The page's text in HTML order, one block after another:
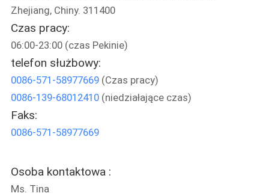
KONTROLA
JAKOŚCI
SKONTAKTUJ
SIĘ
NAMI
NOWOŚCI
Zhejiang, Chiny. 311400
Czas pracy:
06:00-23:00 (czas Pekinie)
telefon służbowy:
0086-571-58977669(Czas pracy)
0086-139-68012410(niedziałające czas)
Faks:
0086-571-58977669
Osoba kontaktowa :
Ms. Tina